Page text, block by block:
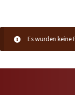
Es wurden keine